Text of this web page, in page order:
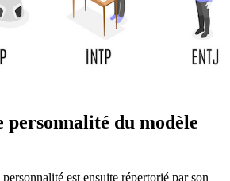
personnalité du modèle
est ensuite répertorié par son